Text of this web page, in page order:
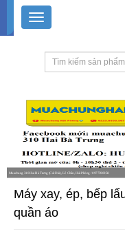
Muachung 310 Hai Bà Trưng (Cát Dài), Lê Chân, Hải Phòng / 0977390958
Máy xay, ép, bếp
quần áo